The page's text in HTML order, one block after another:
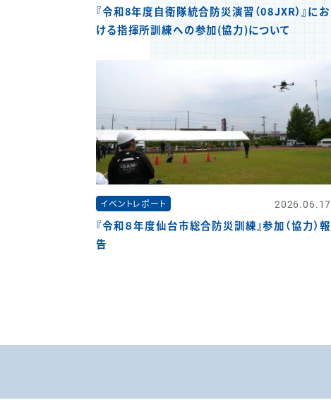
『令和8年度自衛隊統合防災演習（08JXR）』にお
ける指揮所訓練への参加(協力)について
イベントレポート 2026.06.17
『令和８年度仙台市総合防災訓練』参加（協力）報
告